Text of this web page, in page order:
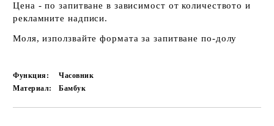
Цена - по запитване в зависимост от количеството и
рекламните надписи.
Моля, използвайте формата за запитване по-долу
Функция:
Часовник
Материал:
Бамбук